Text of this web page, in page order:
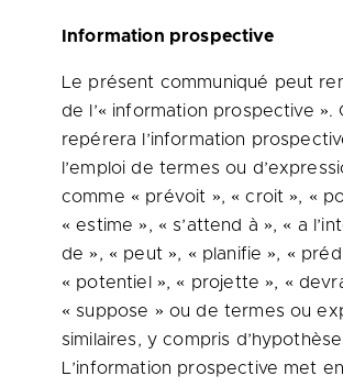
Information prospective
Le présent communiqué peut
de l’« information prospective ».
repérera l’information
l’emploi de termes ou
comme « prévoit », « croit », «
« estime », « s’attend à », « a
de », « peut », « planifie », «
« potentiel », « projette », «
« suppose » ou de termes ou
similaires, y compris
L’information prospective met